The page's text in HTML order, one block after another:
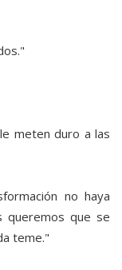
meten duro a las
no haya
queremos que se
teme."